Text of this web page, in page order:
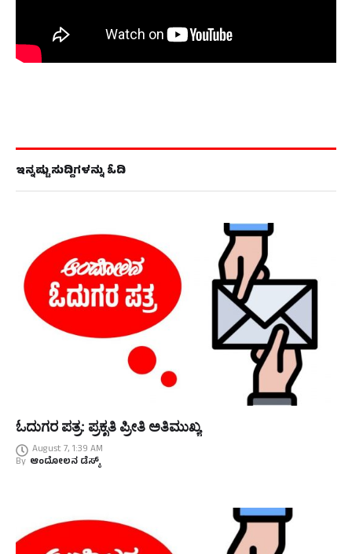
ಇನ್ನಷ್ಟು ಸುದ್ದಿಗಳನ್ನು ಓದಿ
ಓದುಗರ ಪತ್ರ: ಪ್ರಕೃತಿ ಪ್ರೀತಿ ಅತಿಮುಖ್ಯ
August 7, 1:39 AM
By ಆಂದೋಲನ ಡೆಸ್ಕ್